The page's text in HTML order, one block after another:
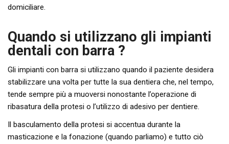
domiciliare.
Quando si utilizzano gli impianti
dentali con barra ?
Gli impianti con barra si utilizzano quando il paziente desidera
stabilizzare una volta per tutte la sua dentiera che, nel tempo,
tende sempre più a muoversi nonostante l’operazione di
ribasatura della protesi o l’utilizzo di adesivo per dentiere.
Il basculamento della protesi si accentua durante la
masticazione e la fonazione (quando parliamo) e tutto ciò